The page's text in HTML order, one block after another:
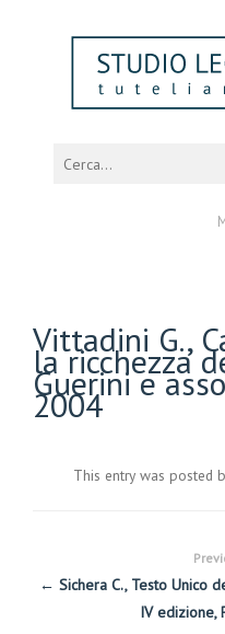
Vittadini G.,
la ricchezza
Guerini e
2004
This entry was posted
← Sichera C., Testo Unico
IV edizione,